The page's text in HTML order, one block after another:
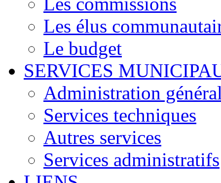
Les élus
Le budget
SERVICES
Administration
Services techniques
Autres services
Services administratifs